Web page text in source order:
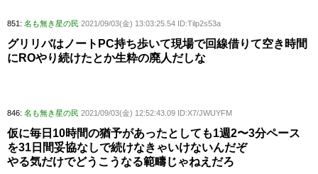
851: 名も無き星の民 2021/09/03(金) 13:03:25.54 ID:Tilp2s53a
グリリバはノートPC持ち歩いて現場で回線借りて空き時間
にROやり続けたとか生粋の廃人だしな
846: 名も無き星の民 2021/09/03(金) 12:52:43.09 ID:X7/JWUYFM
仮に毎日10時間の猶予があったとしても1週2〜3分ペース
を31日間妥協なしで続けなきゃいけないんだぞ
やる気だけでどうこうなる範疇じゃねえだろ